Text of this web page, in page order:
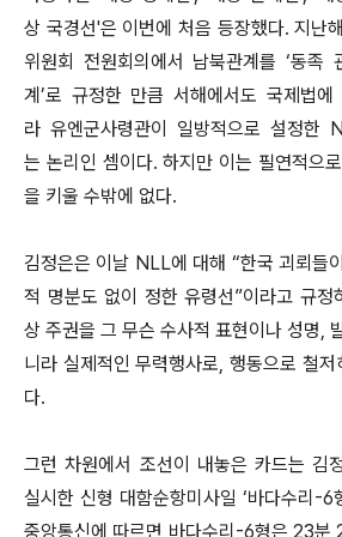
상 국경선'은 이번에 처음 등장했다. 지난
위원회 전원회의에서 남북관계를 ‘동족
계’로 규정한 만큼 서해에서도 국제법에
라 유엔군사령관이 일방적으로 설정한
는 논리인 셈이다. 하지만 이는 필연적으
을 키울 수밖에 없다.
김정은은 이날 NLL에 대해 “한국 괴뢰들
적 명분도 없이 정한 유령선”이라고 규정
상 주권을 그 무슨 수사적 표현이나 성명,
니라 실제적인 무력행사로, 행동으로 철
다.
그런 차원에서 조선이 내놓은 카드는 김
실시한 신형 대함순항미사일 ‘바다수리-6
중앙통신에 따르면 바다수리-6형은 23분